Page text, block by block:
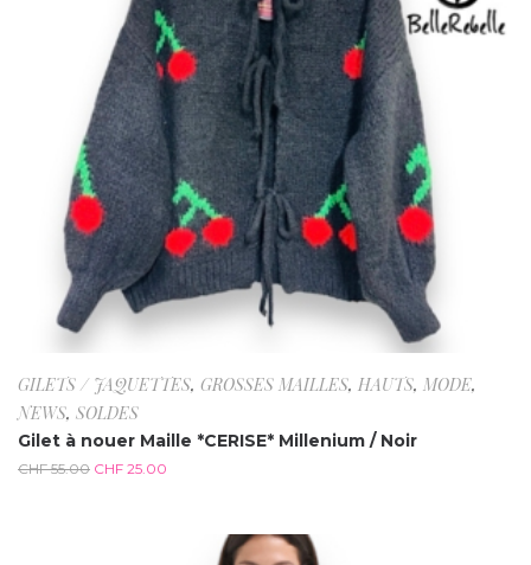
GILETS / JAQUETTES, GROSSES MAILLES, HAUTS, MODE,
NEWS, SOLDES
Gilet à nouer Maille *CERISE* Millenium / Noir
CHF55.00 CHF 25.00